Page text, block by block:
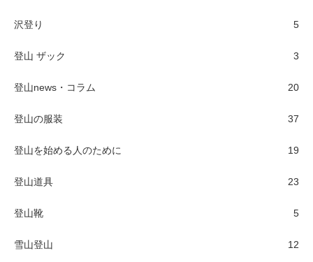
沢登り 5
登山 ザック 3
登山news・コラム 20
登山の服装 37
登山を始める人のために 19
登山道具 23
登山靴 5
雪山登山 12